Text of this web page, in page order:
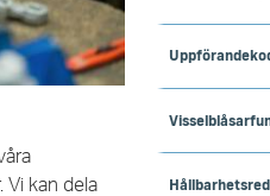
Vi kan dela